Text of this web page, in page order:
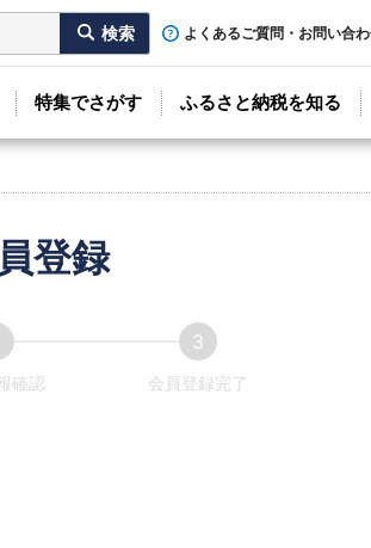
よくあるご質問・お問い合
特集でさがす ふるさと納税を知る
登録
確認 会員登録完了